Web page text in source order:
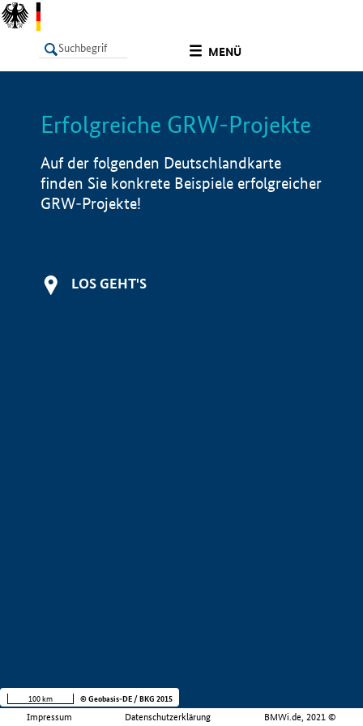
MENÜ
LISTE Info
Erfolgreiche GRW-Projekte
Auf der folgenden Deutschlandkarte
finden Sie konkrete Beispiele erfolgreicher
GRW-Projekte!
LOS GEHT'S
Impressum Datenschutzerklärung BMWi.de, 2021 ©
100 km © Geobasis-DE / BKG 2015